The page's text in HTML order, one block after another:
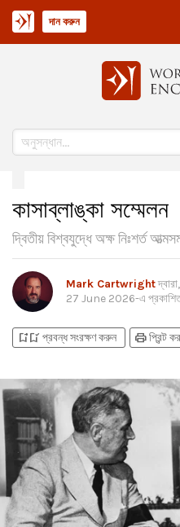
দান করুন
কাসাব্লাঙ্কা সম্মেলন
দ্বিতীয় বিশ্বযুদ্ধে অক্ষ নিঃশর্ত
Mark Cartwrightদ্বারা,
27 June 2026-এ
bookmark_addbookmark_added প্রবন্ধ সংরক্ষণ করুন printপ্রিন্ট